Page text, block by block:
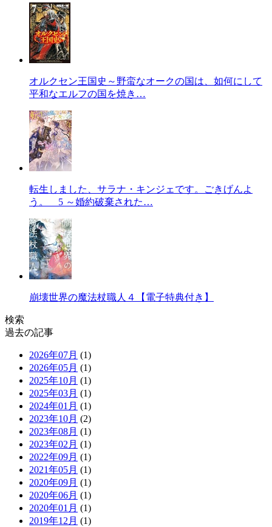
オルクセン王国史～野蛮なオークの国は、如何にして
平和なエルフの国を焼き…
転生しました、サラナ・キンジェです。ごきげんよ
う。 5 ～婚約破棄された…
崩壊世界の魔法杖職人４【電子特典付き】
検索
過去の記事
2026年07月 (1)
2026年05月 (1)
2025年10月 (1)
2025年03月 (1)
2024年01月 (1)
2023年10月 (2)
2023年08月 (1)
2023年02月 (1)
2022年09月 (1)
2021年05月 (1)
2020年09月 (1)
2020年06月 (1)
2020年01月 (1)
2019年12月 (1)